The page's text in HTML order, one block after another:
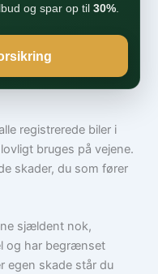
og spar op til 30%.
registrerede biler i
bruges på vejene.
skader, du som fører
sjældent nok,
og har begrænset
egen skade står du